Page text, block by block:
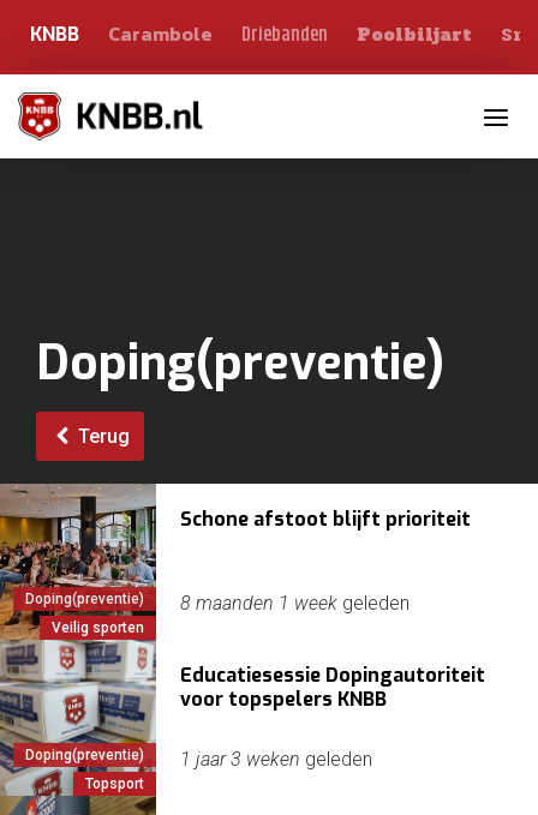
KNBB Carambole Driebanden Poolbiljart
Doping(preventie)
Terug
Doping(preventie)
Veilig sporten
Schone afstoot blijft prioriteit
8 maanden 1 week geleden
Doping(preventie)
Topsport
Educatiesessie Dopingautoriteit
voor topspelers KNBB
1 jaar 3 weken geleden